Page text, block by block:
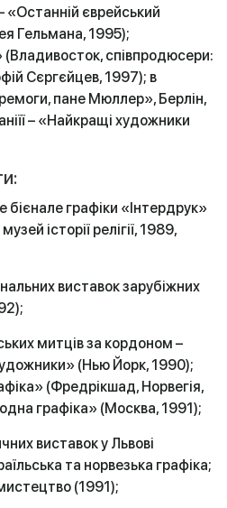
«Останній єврейський
Гельмана, 1995);
співпродюсери:
Сєргєйцев, 1997); в
пане Мюллер», Берлін,
– «Найкращі художники
бієнале графіки «Інтердрук»
історії релігії, 1989,
виставок зарубіжних
митців за кордоном –
(Нью Йорк, 1990);
(Фредрікшад, Норвегія,
графіка» (Москва, 1991);
виставок у Львові
та норвезька графіка;
(1991);